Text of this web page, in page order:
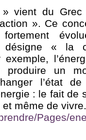
vient du
». Ce
désigne «
un
l’état
: le fait de
même de
Pages/